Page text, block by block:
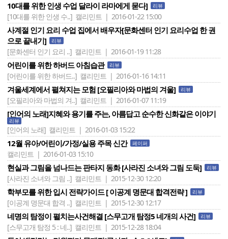
10대를 위한 인생 수업 달라이 라마에게 묻다] 리뷰
[10대를 위한 인생 수..] 캘리민트 | 2016-01-22 15:00
사계절 인기 요리 수업 집에서 배우자[문화센터 인기 요리수업 한 권
으로 끝내기]
리뷰
[문화센터 인기 요리 ..] 캘리민트 | 2016-01-19 11:28
어린이를 위한 하버드 아침습관 리뷰
[어린이를 위한 하버드..] 캘리민트 | 2016-01-16 14:11
겨울세계에서 펼쳐지는 모험 [오필리아와 마법의 겨울] 리뷰
[오필리아와 마법의 겨..] 캘리민트 | 2016-01-07 11:19
[인어의 노래]지혜와 용기를 주는, 아름답고 순수한 신화같은 이야기
리뷰
[인어의 노래] 캘리민트 | 2016-01-03 15:22
12월 유아/어린이/가정/실용 주목 신간 페이퍼
캘리민트 | 2016-01-03 15:10
현실과 그림을 넘나드는 판타지 동화 [사라진 소녀와 그림 도둑] 리뷰
[사라진 소녀와 그림 ..] 캘리민트 | 2015-12-30 12:20
학부모를 위한 입시 전략가이드 [ 이공계 명문대 합격전략 ] 리뷰
[이공계 명문대 합격 ..] 캘리민트 | 2015-12-30 12:17
네명의 탐정이 펼치는사건해결 [스무고개 탐정5 네개의 사건] 리뷰
[스무고개 탐정 5 : 네..] 캘리민트 | 2015-12-28 18:04